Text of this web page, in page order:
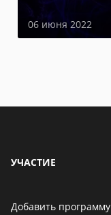
06 июня 2022
УЧАСТИЕ
Добавить программу